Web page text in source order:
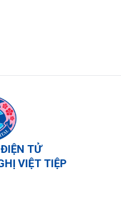
TỬ
VIỆT TIỆP